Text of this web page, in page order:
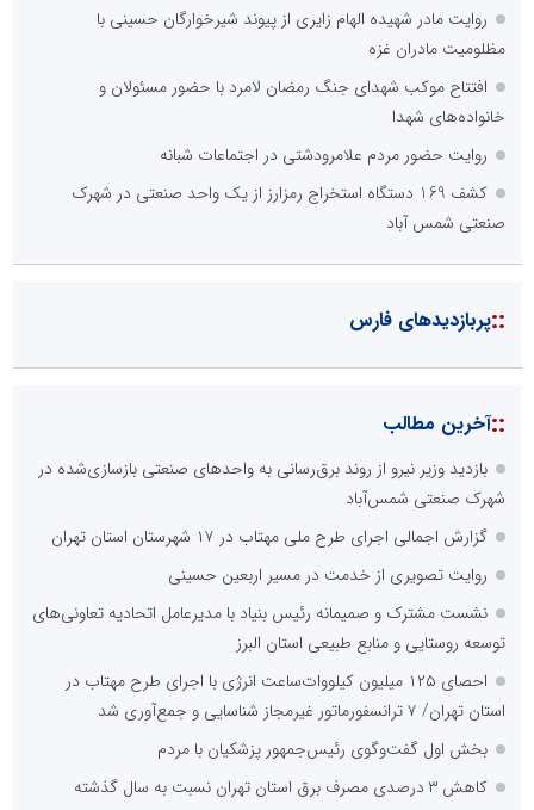
روایت مادر شهیده الهام زایری از پیوند شیرخوارگان حسینی با
مظلومیت مادران غزه
افتتاح موکب شهدای جنگ رمضان لامرد با حضور مسئولان و
خانواده‌های شهدا
روایت حضور مردم علامرودشتی در اجتماعات شبانه
کشف 169 دستگاه استخراج رمزارز از یک واحد صنعتی در شهرک
صنعتی شمس آباد
::پربازدیدهای فارس
::آخرین مطالب
بازدید وزیر نیرو از روند برق‌رسانی به واحدهای صنعتی بازسازی‌شده در
شهرک صنعتی شمس‌آباد
گزارش اجمالی اجرای طرح ملی مهتاب در ۱۷ شهرستان استان تهران
روایت تصویری از خدمت در مسیر اربعین حسینی
نشست مشترک و صمیمانه رئیس بنیاد با مدیرعامل اتحادیه تعاونی‌های
توسعه روستایی و منابع طبیعی استان البرز
احصای ۱۲۵ میلیون کیلووات‌ساعت انرژی با اجرای طرح مهتاب در
استان تهران/ ۷ ترانسفورماتور غیرمجاز شناسایی و جمع‌آوری شد
بخش اول گفت‌وگوی رئیس‌جمهور پزشکیان با مردم
کاهش ۳ درصدی مصرف برق استان تهران نسبت به سال گذشته